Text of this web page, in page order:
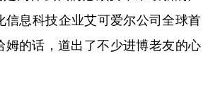
信息科技企业艾可爱尔公司全球首
姆的话，道出了不少进博老友的心